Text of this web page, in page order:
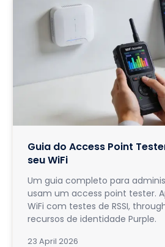
Guia do Access Point
seu WiFi
Um guia completo para
usam um access point tester.
WiFi com testes de RSSI,
recursos de identidade Purple.
23 April 2026